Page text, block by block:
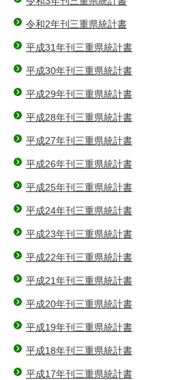
令和2年刊三重県統計書
平成31年刊三重県統計書
平成30年刊三重県統計書
平成29年刊三重県統計書
平成28年刊三重県統計書
平成27年刊三重県統計書
平成26年刊三重県統計書
平成25年刊三重県統計書
平成24年刊三重県統計書
平成23年刊三重県統計書
平成22年刊三重県統計書
平成21年刊三重県統計書
平成20年刊三重県統計書
平成19年刊三重県統計書
平成18年刊三重県統計書
平成17年刊三重県統計書